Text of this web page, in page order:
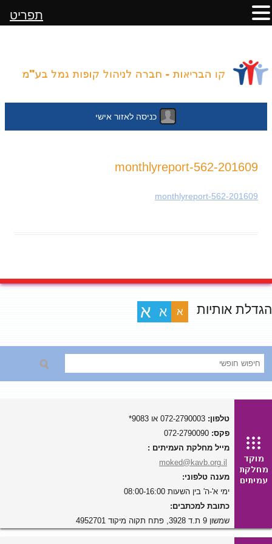
כניסה לאזור אישי
לתוכן
201609-monthlyreport-562
201609-monthlyreport-562
הגדלת אותיות א א א
טלפון:
פקס:
מייל מחלקת העמיתים :
moked@kavb.org.il
מענה טלפוני:
ימי א'-ה' בין השעות 08:00-16:00
כתובת למכתבים:
שמשון 9 ת.ד 3928, פתח תקוה מיקוד 4952701
תפריט